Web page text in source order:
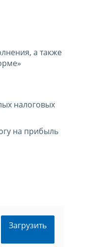
а также
налоговых
на прибыль
Загрузить